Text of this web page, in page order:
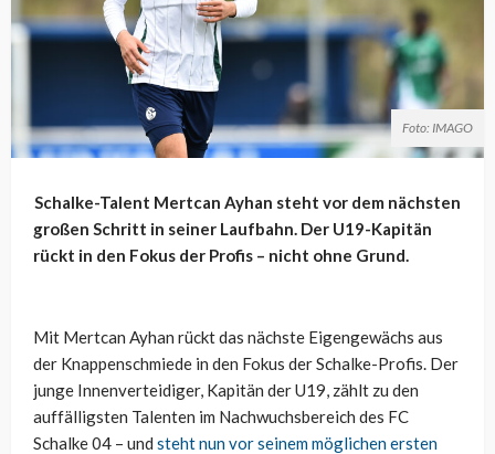
Foto: IMAGO
Schalke-Talent Mertcan Ayhan steht vor dem nächsten
großen Schritt in seiner Laufbahn. Der U19-Kapitän
rückt in den Fokus der Profis – nicht ohne Grund.
Mit Mertcan Ayhan rückt das nächste Eigengewächs aus
der Knappenschmiede in den Fokus der Schalke-Profis. Der
junge Innenverteidiger, Kapitän der U19, zählt zu den
auffälligsten Talenten im Nachwuchsbereich des FC
Schalke 04 – und steht nun vor seinem möglichen ersten